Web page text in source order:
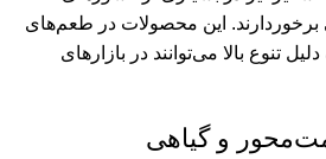
برخوردارند. این محصولات در طعم‌های
تنوع بالا می‌توانند در بازارهای
و گیاهی